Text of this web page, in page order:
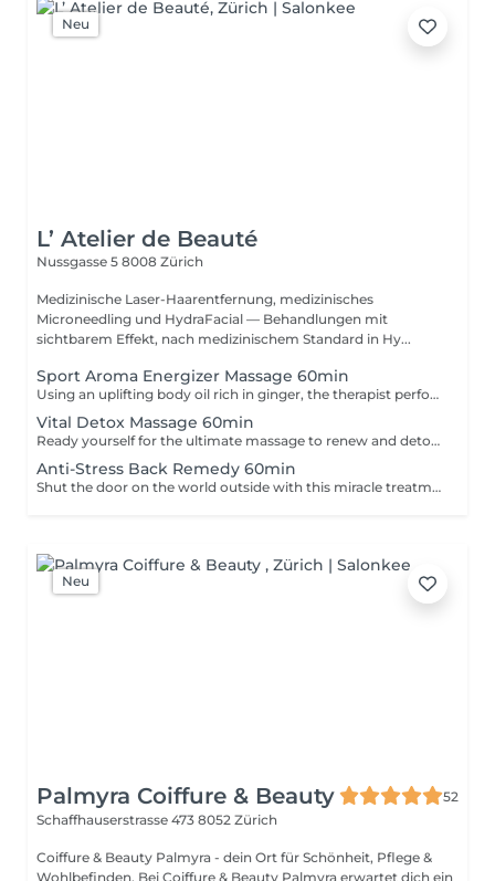
Neu
L’ Atelier de Beauté
Nussgasse 5 8008 Zürich
Medizinische Laser-Haarentfernung, medizinisches
Microneedling und HydraFacial — Behandlungen mit
sichtbarem Effekt, nach medizinischem Standard in Hy...
Sport Aroma Energizer Massage 60min
Using an uplifting body oil rich in ginger, the therapist performs massage steps which focus on knuckle and thumb pressure to loosen tight and tense muscles. This toning massage is truly one of our most energizing treatments.
Vital Detox Massage 60min
Ready yourself for the ultimate massage to renew and detoxify. Performed with a lemongrass/peppermint massage oil, the therapist uses lymphatic techniques to release toxins, stimulate circulation and leave the body feeling refreshed.
Anti-Stress Back Remedy 60min
Shut the door on the world outside with this miracle treatment created to alleviate tension in the back, neck and shoulders. Both energizing and relaxing, this stress-boosting treatment leaves you with a complete sense of well-being.
Neu
Palmyra Coiffure & Beauty
52
Schaffhauserstrasse 473 8052 Zürich
Coiffure & Beauty Palmyra - dein Ort für Schönheit, Pflege &
Wohlbefinden. Bei Coiffure & Beauty Palmyra erwartet dich ein